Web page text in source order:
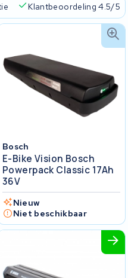
Klantbeoordeling 4.5/5
Bosch
E-Bike Vision Bosch
Powerpack Classic 17Ah
36V
Nieuw
Niet beschikbaar